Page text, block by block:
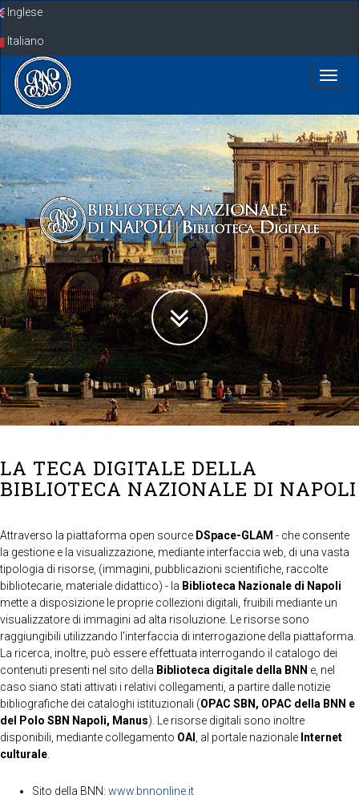
SkipInglese
Italiano
LA TECA DIGITALE DELLA
BIBLIOTECA NAZIONALE DI NAPOLI
Attraverso la piattaforma open source DSpace-GLAM - che consente
la gestione e la visualizzazione, mediante interfaccia web, di una vasta
tipologia di risorse, (immagini, pubblicazioni scientifiche, raccolte
bibliotecarie, materiale didattico) - la Biblioteca Nazionale di Napoli
mette a disposizione le proprie collezioni digitali, fruibili mediante un
visualizzatore di immagini ad alta risoluzione. Le risorse sono
raggiungibili utilizzando l'interfaccia di interrogazione della piattaforma.
La ricerca, inoltre, può essere effettuata interrogando il catalogo dei
contenuti presenti nel sito della Biblioteca digitale della BNN e, nel
caso siano stati attivati i relativi collegamenti, a partire dalle notizie
bibliografiche dei cataloghi istituzionali (OPAC SBN, OPAC della BNN e
del Polo SBN Napoli, Manus). Le risorse digitali sono inoltre
disponibili, mediante collegamento OAI , al portale nazionale Internet
culturale
Sito della BNN: www.bnnonline.it